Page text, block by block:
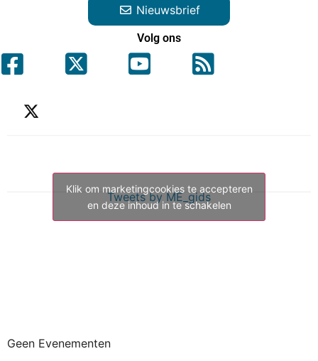
Nieuwsbrief
Volg ons
Tweets by ME_gids
Klik om marketingcookies te accepteren
en deze inhoud in te schakelen
Geen Evenementen